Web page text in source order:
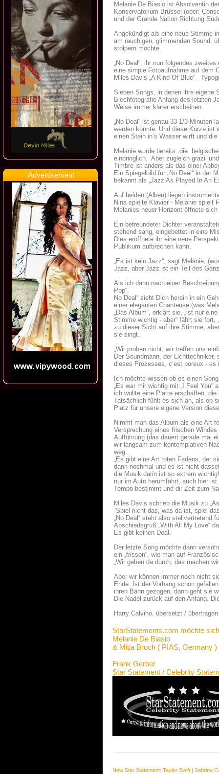
Advertisement
Melanie De Biasio ist Absolventin
Konservatorium Brüssel (oder:
und der Grande Nation Richtung
Angekündigt als eine neue Stimme
am rauchigen, glimmenden Sound,
stolpern möchte.
„No Deal“, ihr nun folgendes
eine simple Fotoaufnahme auf dem
Miles Davis „A Kind Of Blue“ -
Sieben Songs, in denen ihre eigene
Blechfotografie Anfang des letzten
Weise immer klarer erscheinen.
„No Deal“ ist genau 33 1/3 Minuten
werden könnte. Und diese Kürze ist
einen Stein in‘s Wasser wirft und
Melanie wurde bereits „die
eindringlich. Aber zugleich grazil
Timbre ist anders als das einer
Ein Spiegelbild für „No Deal“ in der
bekannt als „Jazz As Played In An
Auf beiden (Alben) liegen
Nina spielte Klavier - Melanie spielt
Melanies neuer Horizont öffnete
Ein befreundeter Dichter
stehend sang, eingebettet in eine
Dies eröffnete ihr eine neue
Publikum aufbrechen kann.
„Es ist kein Jazz“, sagt Melanie,
Jazz, aber Jazz ist ein Teil des
Als ich dann nach einer
Pop“.
No Deal“ zieht Dich herein in ein
einer eleganten Chanteuse (was
„Das Album“, erklärt sie, „ist nur
Stimme wichtig - aber“ fährt sie
zu dieser Sicht auf ihre Stimme,
sie singt.
„Wir proben nicht, wir treffen uns
Der Soundmann, der
dieses Prozesses, c‘est poreux - es
Ich möchte wissen ob es einen
„Es war mir wichtig mit „I Feel
ich wollte eine Platte erschaffen,
Tatsächlich fühlt es sich an, als ob
Platz für unsere eigene Version
Nimmt man das Album als eine Art
Versprechung eines frischen
Aufführung (das dauert gerade mal
wir langsam zum kontemplativen
weg.
„Es gibt eine Art roten Fadens, der
dann nochmal und es ist nicht
die Musik darin ist so extrem
nur im Auto herumfährt, auch hier
Tempo bestimmt und dir Zeit zum
Miles Davis schrieb die Musik zu
`Spiel nicht das, was da ist, spiel
„No Deal“ steht also stellvertretend
Abschiedsgruß „With All My Love“
Es gibt keinen Deal.
Der letzte Song möchte dann
ein „frisson“, wie man auf
„Wir gehen da durch, das machen
Aber wir können immer noch nicht
Ende. Ist der Vorhang schon
ihren Bann gezogen, dann geht sie
Die Nadel zurück auf den Anfang.
Harry Calvino, übersetzt /
StarStatements.com möchte
Melanie De Biasio
& Mitja Bruch ( PIAS, Germany )
Frank Gerber
Star Statement / Celebrity
New Star Statement: Taylor Swift | Sabrina